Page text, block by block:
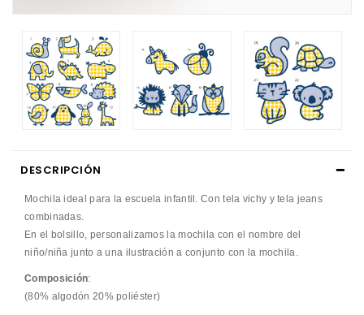
DESCRIPCIÓN
Mochila ideal para la escuela infantil. Con tela vichy y tela jeans
combinadas.
En el bolsillo, personalizamos la mochila con el nombre del
niño/niña junto a una ilustración a conjunto con la mochila.
Composición:
(80% algodón 20% poliéster)